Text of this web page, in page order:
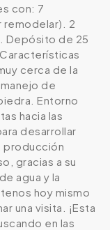
con: 7
remodelar). 2
Depósito de 25
cerca de la
de
Entorno
hacia las
desarrollar
producción
gracias a su
agua y la
hoy mismo
una visita. ¡Esta
en las